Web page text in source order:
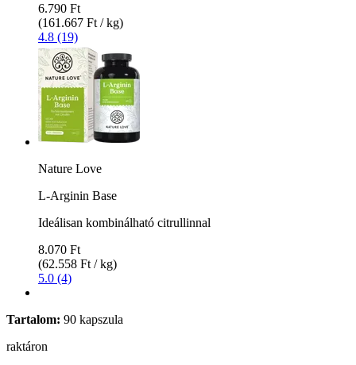
6.790 Ft
(161.667 Ft / kg)
4.8 (19)
Nature Love
L-Arginin Base
Ideálisan kombinálható citrullinnal
8.070 Ft
(62.558 Ft / kg)
5.0 (4)
Tartalom: 90 kapszula
raktáron